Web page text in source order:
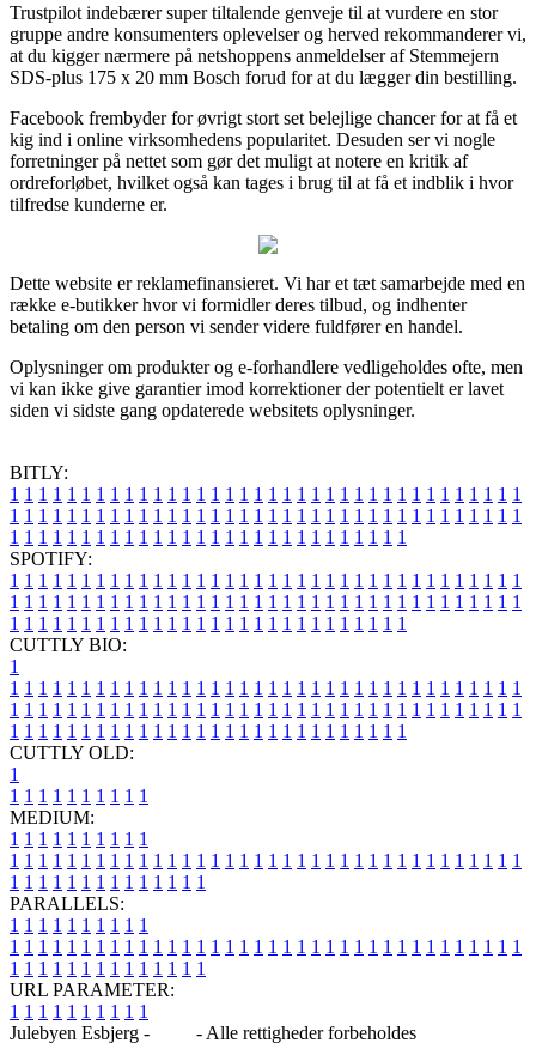
Trustpilot indebærer super tiltalende genveje til at vurdere en stor
gruppe andre konsumenters oplevelser og herved rekommanderer vi,
at du kigger nærmere på netshoppens anmeldelser af Stemmejern
SDS-plus 175 x 20 mm Bosch forud for at du lægger din bestilling.
Facebook frembyder for øvrigt stort set belejlige chancer for at få et
kig ind i online virksomhedens popularitet. Desuden ser vi nogle
forretninger på nettet som gør det muligt at notere en kritik af
ordreforløbet, hvilket også kan tages i brug til at få et indblik i hvor
tilfredse kunderne er.
Dette website er reklamefinansieret. Vi har et tæt samarbejde med en
række e-butikker hvor vi formidler deres tilbud, og indhenter
betaling om den person vi sender videre fuldfører en handel.
Oplysninger om produkter og e-forhandlere vedligeholdes ofte, men
vi kan ikke give garantier imod korrektioner der potentielt er lavet
siden vi sidste gang opdaterede websitets oplysninger.
BITLY:
1 1 1 1 1 1 1 1 1 1 1 1 1 1 1 1 1 1 1 1 1 1 1 1 1 1 1 1 1 1 1 1 1 1 1 1
1 1 1 1 1 1 1 1 1 1 1 1 1 1 1 1 1 1 1 1 1 1 1 1 1 1 1 1 1 1 1 1 1 1 1 1
1 1 1 1 1 1 1 1 1 1 1 1 1 1 1 1 1 1 1 1 1 1 1 1 1 1 1 1
SPOTIFY:
1 1 1 1 1 1 1 1 1 1 1 1 1 1 1 1 1 1 1 1 1 1 1 1 1 1 1 1 1 1 1 1 1 1 1 1
1 1 1 1 1 1 1 1 1 1 1 1 1 1 1 1 1 1 1 1 1 1 1 1 1 1 1 1 1 1 1 1 1 1 1 1
1 1 1 1 1 1 1 1 1 1 1 1 1 1 1 1 1 1 1 1 1 1 1 1 1 1 1 1
CUTTLY BIO:
1
1 1 1 1 1 1 1 1 1 1 1 1 1 1 1 1 1 1 1 1 1 1 1 1 1 1 1 1 1 1 1 1 1 1 1 1
1 1 1 1 1 1 1 1 1 1 1 1 1 1 1 1 1 1 1 1 1 1 1 1 1 1 1 1 1 1 1 1 1 1 1 1
1 1 1 1 1 1 1 1 1 1 1 1 1 1 1 1 1 1 1 1 1 1 1 1 1 1 1 1
CUTTLY OLD:
1
1 1 1 1 1 1 1 1 1 1
MEDIUM:
1 1 1 1 1 1 1 1 1 1
1 1 1 1 1 1 1 1 1 1 1 1 1 1 1 1 1 1 1 1 1 1 1 1 1 1 1 1 1 1 1 1 1 1 1 1
1 1 1 1 1 1 1 1 1 1 1 1 1 1
PARALLELS:
1 1 1 1 1 1 1 1 1 1
1 1 1 1 1 1 1 1 1 1 1 1 1 1 1 1 1 1 1 1 1 1 1 1 1 1 1 1 1 1 1 1 1 1 1 1
1 1 1 1 1 1 1 1 1 1 1 1 1 1
URL PARAMETER:
1 1 1 1 1 1 1 1 1 1
Julebyen Esbjerg -
- Alle rettigheder forbeholdes